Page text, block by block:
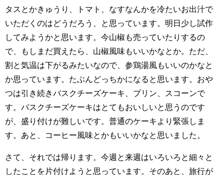
タスとかきゅうり、トマト、なすなんかを冷たいお出汁で
いただくのはどうだろう、と思っています。明日少し試作
してみようかと思います。今山椒も売っていたりするの
で、もしまだ買えたら、山椒風味もいいかなとか。ただ、
割と気温は下がるみたいなので、参鶏湯風もいいのかなと
か思っています。たぶんどっちかになると思います。おや
つは引き続きバスクチーズケーキ、プリン、スコーンで
す。バスクチーズケーキはとてもおいしいと思うのです
が、盛り付けが難しいです。普通のケーキより緊張しま
す。あと、コーヒー風味とかもいいかなと思いました。
さて、それでは帰ります。今週と来週はいろいろと細々と
したことを片付けようと思っています。そのあと、旅行が